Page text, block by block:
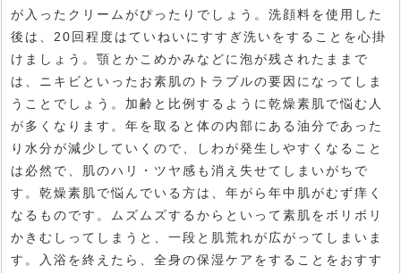
が入ったクリームがぴったりでしょう。洗顔料を使用した
後は、20回程度はていねいにすすぎ洗いをすることを心掛
けましょう。顎とかこめかみなどに泡が残されたままで
は、ニキビといったお素肌のトラブルの要因になってしま
うことでしょう。加齢と比例するように乾燥素肌で悩む人
が多くなります。年を取ると体の内部にある油分であった
り水分が減少していくので、しわが発生しやすくなること
は必然で、肌のハリ・ツヤ感も消え失せてしまいがちで
す。乾燥素肌で悩んでいる方は、年がら年中肌がむず痒く
なるものです。ムズムズするからといって素肌をボリボリ
かきむしってしまうと、一段と肌荒れが広がってしまいま
す。入浴を終えたら、全身の保湿ケアをすることをおすす